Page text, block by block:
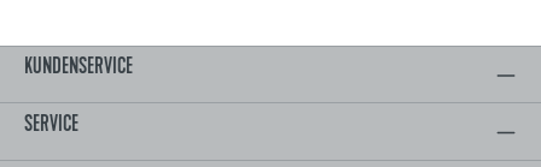
KUNDENSERVICE
SERVICE